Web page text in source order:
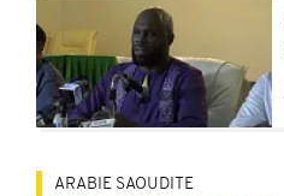
ARABIE SAOUDITE